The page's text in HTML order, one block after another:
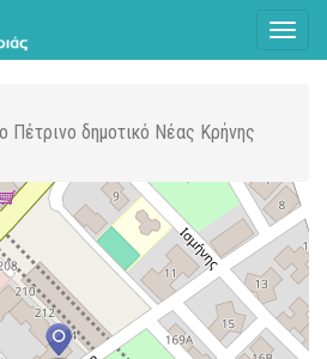
Πέτρινο δημοτικό Νέας Κρήνης